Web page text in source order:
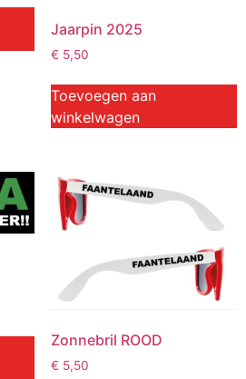
Jaarpin 2025
€ 5,50
Toevoegen aan
winkelwagen
Zonnebril ROOD
€ 5,50